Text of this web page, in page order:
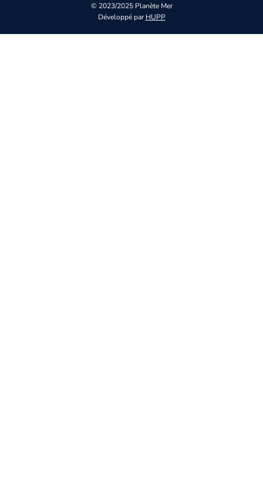
© 2023/2025 Planète Mer
Développé parHUPP